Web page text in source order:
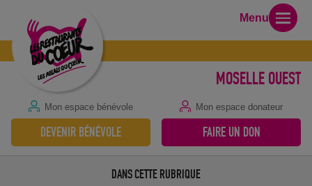
MOSELLE OUEST
Mon espace bénévole Mon espace donateur
DEVENIR BÉNÉVOLE FAIRE UN DON
Menu
DANS CETTE RUBRIQUE